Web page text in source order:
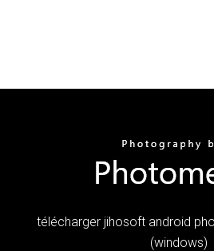
télécharger jihosoft android
(windows)